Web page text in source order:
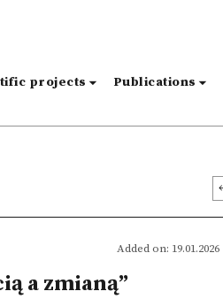
projects Publications
Added on: 19.01.2026
a zmianą”